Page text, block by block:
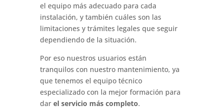
el equipo más adecuado para cada
instalación, y también cuáles son las
limitaciones y trámites legales que seguir
dependiendo de la situación.
Por eso nuestros usuarios están
tranquilos con nuestro mantenimiento, ya
que tenemos el equipo técnico
especializado con la mejor formación para
dar el servicio más completo.